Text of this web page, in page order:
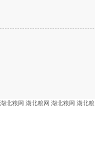
湖北粮网 湖北粮网 湖北粮网 湖北粮